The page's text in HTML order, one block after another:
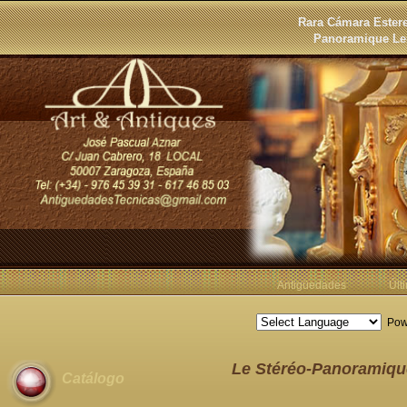
Rara Cámara
Panoramique
Antigüedades
Catálogo
Le Stéréo-